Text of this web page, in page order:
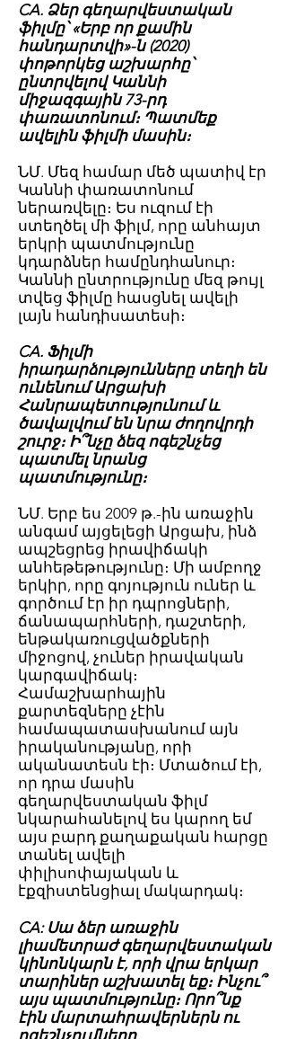
CA. Ձեր գեղարվեստական ​​
ֆիլմը՝ «Երբ որ քամին
հանդարտվի»-ն (2020)
փոթորկեց աշխարհը՝
ընտրվելով Կաննի
միջազգային 73-րդ
փառատոնում։ Պատմեք
ավելին ֆիլմի մասին։
ՆՄ. Մեզ համար մեծ պատիվ էր
Կաննի փառատոնում
ներառվելը։ Ես ուզում էի
ստեղծել մի ֆիլմ, որը անհայտ
երկրի պատմությունը
կդարձներ համընդհանուր։
Կաննի ընտրությունը մեզ թույլ
տվեց ֆիլմը հասցնել ավելի
լայն հանդիսատեսի։
CA. Ֆիլմի
իրադարձությունները տեղի են
ունենում Արցախի
Հանրապետությունում և
ծավալվում են նրա ժողովրդի
շուրջ։ Ի՞նչը ձեզ ոգեշնչեց
պատմել նրանց
պատմությունը։
ՆՄ. Երբ ես 2009 թ.-ին առաջին
անգամ այցելեցի Արցախ, ինձ
ապշեցրեց իրավիճակի
անհեթեթությունը։ Մի ամբողջ
երկիր, որը գոյություն ուներ և
գործում էր իր դպրոցների,
ճանապարհների, դաշտերի,
ենթակառուցվածքների
միջոցով, չուներ իրավական
կարգավիճակ։
Համաշխարհային
քարտեզները չէին
համապատասխանում այն
իրականությանը, որի
ականատեսն էի։ Մտածում էի,
որ դրա մասին
գեղարվեստական ֆիլմ
նկարահանելով ես կարող եմ
այս բարդ քաղաքական հարցը
տանել ավելի
փիլիսոփայական և
էքզիստենցիալ մակարդակ։
CA: Սա ձեր առաջին
լիամետրաժ գեղարվեստական
կինոնկարն է, որի վրա երկար
տարիներ աշխատել եք։ Ինչու՞
այս պատմությունը։ Որո՞նք
էին մարտահրավերներն ու
ոգեշնչումները